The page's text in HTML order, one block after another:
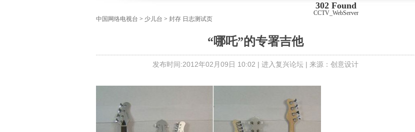
302 Found
CCTV_WebServer
中国网络电视台 > 少儿台 > 封存 日志测试页
“哪吒”的专署吉他
发布时间:2012年02月09日 10:02 | 进入复兴论坛| 来源： 创意设计